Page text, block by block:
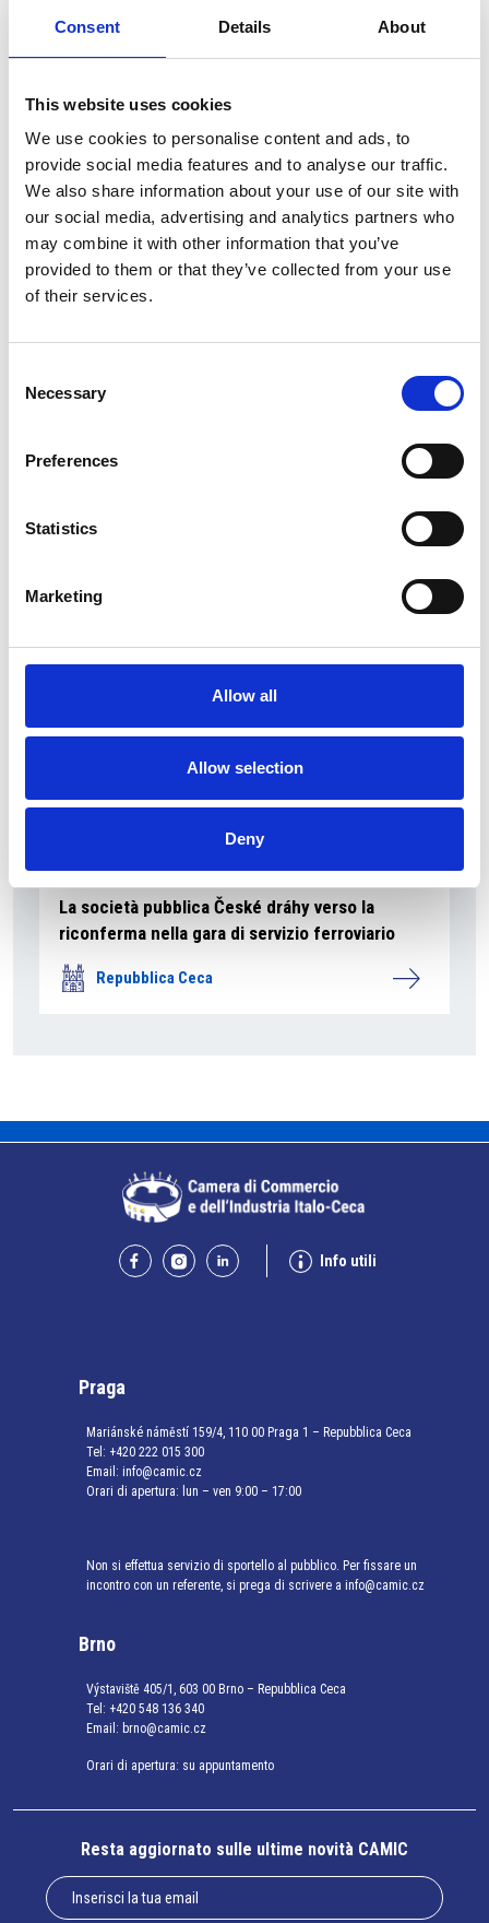
Consent Details About
This website uses cookies
We use cookies to personalise content and ads, to
provide social media features and to analyse our traffic.
We also share information about your use of our site with
our social media, advertising and analytics partners who
may combine it with other information that you’ve
provided to them or that they’ve collected from your use
of their services.
Selection
Necessary
Preferences
Statistics
Marketing
Allow all
Allow selection
Deny
costruzione di nuove abitazioni
Repubblica Ceca
La Škoda avvia la produzione del suo SUV Peaq
La società pubblica České dráhy verso la
riconferma nella gara di servizio ferroviario
Repubblica Ceca
Info utili
Praga
Mariánské náměstí 159/4, 110 00 Praga 1 – Repubblica Ceca
Tel: +420 222 015 300
Email: info@camic.cz
Orari di apertura: lun – ven 9:00 – 17:00
Non si effettua servizio di sportello al pubblico. Per fissare un
incontro con un referente, si prega di scrivere a info@camic.cz
Brno
Výstaviště 405/1, 603 00 Brno – Repubblica Ceca
Tel: +420 548 136 340
Email: brno@camic.cz
Orari di apertura: su appuntamento
Resta aggiornato sulle ultime novità CAMIC